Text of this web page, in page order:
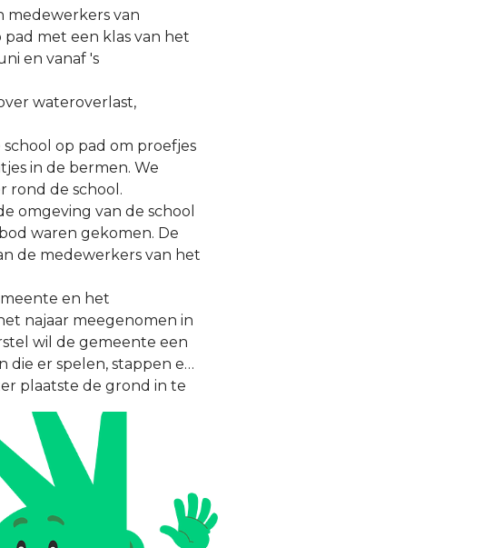
medewerkers van
met een klas van het
en vanaf 's
wateroverlast,
op pad om proefjes
in de bermen. We
rond de school.
omgeving van de school
waren gekomen. De
de medewerkers van het
en het
najaar meegenomen in
wil de gemeente een
die er spelen, stappen en
plaatste de grond in te